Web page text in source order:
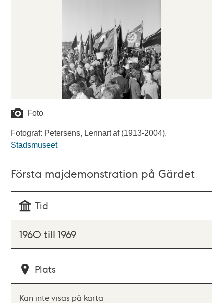
Foto
Fotograf: Petersens, Lennart af (1913-2004).
Stadsmuseet
Första majdemonstration på Gärdet
Tid
1960 till 1969
Plats
Kan inte visas på karta